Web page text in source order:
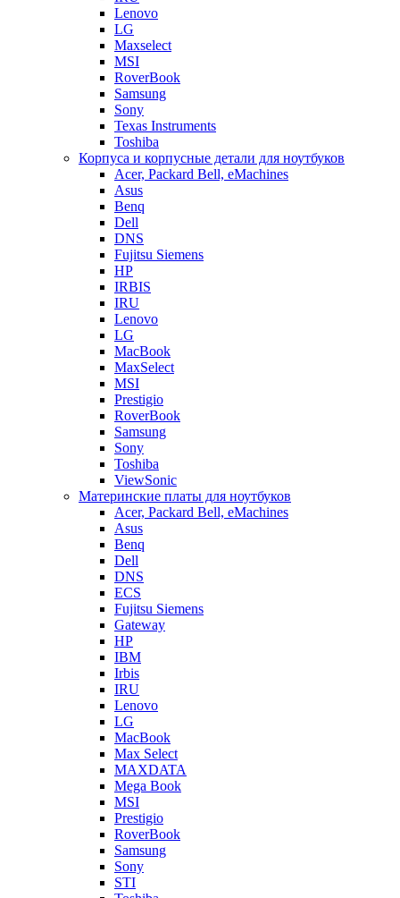
Lenovo
LG
Maxselect
MSI
RoverBook
Samsung
Sony
Texas Instruments
Toshiba
Корпуса и корпусные детали для ноутбуков
Acer, Packard Bell, eMachines
Asus
Benq
Dell
DNS
Fujitsu Siemens
HP
IRBIS
IRU
Lenovo
LG
MacBook
MaxSelect
MSI
Prestigio
RoverBook
Samsung
Sony
Toshiba
ViewSonic
Материнские платы для ноутбуков
Acer, Packard Bell, eMachines
Asus
Benq
Dell
DNS
ECS
Fujitsu Siemens
Gateway
HP
IBM
Irbis
IRU
Lenovo
LG
MacBook
Max Select
MAXDATA
Mega Book
MSI
Prestigio
RoverBook
Samsung
Sony
STI